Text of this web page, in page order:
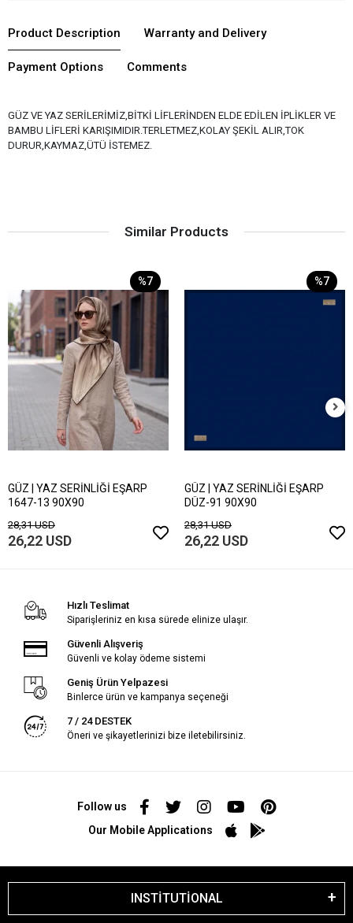
Product Description Warranty and Delivery
Payment Options Comments
GÜZ VE YAZ SERİLERİMİZ,BİTKİ LİFLERİNDEN ELDE EDİLEN İPLİKLER VE
BAMBU LİFLERİ KARIŞIMIDIR.TERLETMEZ,KOLAY ŞEKİL ALIR,TOK
DURUR,KAYMAZ,ÜTÜ İSTEMEZ.
Similar Products
%7
GÜZ | YAZ SERİNLİĞİ EŞARP
1647-13 90X90
28,31 USD
26,22 USD
%7
GÜZ | YAZ SERİNLİĞİ EŞARP
DÜZ-91 90X90
28,31 USD
26,22 USD
Hızlı Teslimat
Siparişleriniz en kısa sürede elinize ulaşır.
Güvenli Alışveriş
Güvenli ve kolay ödeme sistemi
Geniş Ürün Yelpazesi
Binlerce ürün ve kampanya seçeneği
7 / 24 DESTEK
Öneri ve şikayetlerinizi bize iletebilirsiniz.
Follow us
Our Mobile Applications
INSTİTUTİONAL